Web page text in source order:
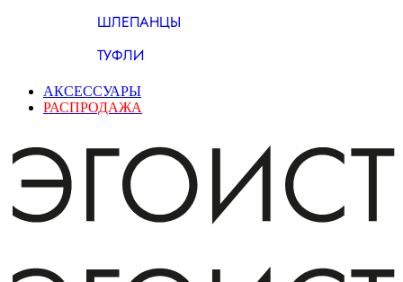
ШЛЕПАНЦЫ
ТУФЛИ
АКСЕССУАРЫ
РАСПРОДАЖА